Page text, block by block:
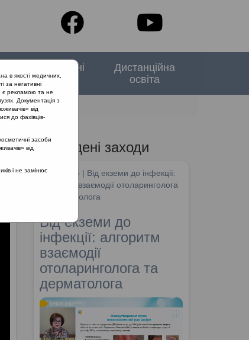
Спеціальні
випуски
Дистанційна
освіта
Проведені заходи
SHDM.info | Від екземи до інфекції:
алгоритм взаємодії отоларинголога
та дерматолога
Від екземи до
інфекції: алгоритм
взаємодії
отоларинголога та
дерматолога
в якості медичних,
за негативні
є рекламою та не
Документація з
від
до фахівців-
засоби
від
і не замінює